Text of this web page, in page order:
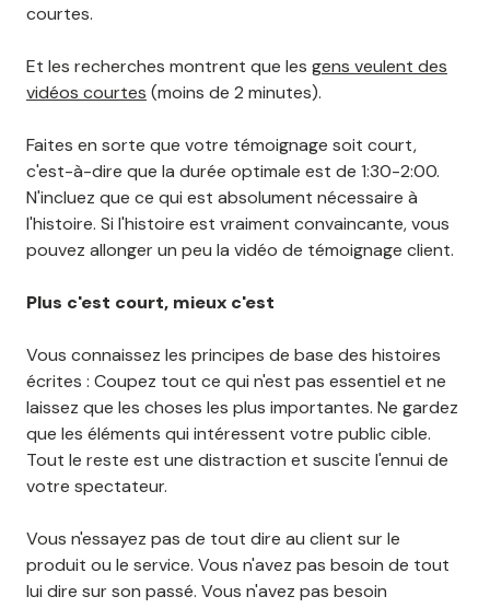
courtes.
Et les recherches montrent que les gens veulent des
vidéos courtes (moins de 2 minutes).
Faites en sorte que votre témoignage soit court,
c'est-à-dire que la durée optimale est de 1:30-2:00.
N'incluez que ce qui est absolument nécessaire à
l'histoire. Si l'histoire est vraiment convaincante, vous
pouvez allonger un peu la vidéo de témoignage client.
Plus c'est court, mieux c'est
Vous connaissez les principes de base des histoires
écrites : Coupez tout ce qui n'est pas essentiel et ne
laissez que les choses les plus importantes. Ne gardez
que les éléments qui intéressent votre public cible.
Tout le reste est une distraction et suscite l'ennui de
votre spectateur.
Vous n'essayez pas de tout dire au client sur le
produit ou le service. Vous n'avez pas besoin de tout
lui dire sur son passé. Vous n'avez pas besoin